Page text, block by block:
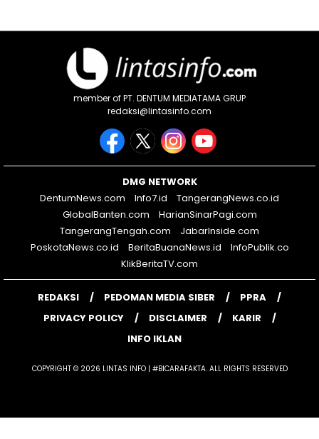
member of PT. DENTUM MEDIATAMA GRUP
redaksi@lintasinfo.com
DMG NETWORK
DentumNews.com
Info7.id
TangerangNews.co.id
GlobalBanten.com
HarianSinarPagi.com
TangerangTengah.com
JabarInside.com
PoskotaNews.co.id
BeritaBuanaNews.id
InfoPublik.co
KlikBeritaTV.com
REDAKSI PEDOMAN MEDIA SIBER
PPRA
PRIVACY POLICY
DISCLAIMER
KARIR
INFO IKLAN
COPYRIGHT © 2026 LINTAS INFO | #BICARAFAKTA. ALL RIGHTS RESERVED